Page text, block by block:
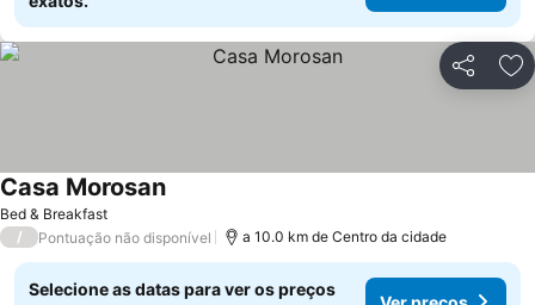
Partilhar
Bed & Breakfast
Casa Morosan
/ Pontuação não disponível a 10.0 km de Centro da cidade
Selecione as datas para ver os preços